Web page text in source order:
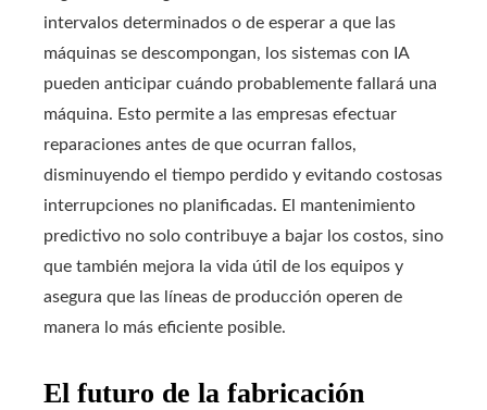
intervalos determinados o de esperar a que las
máquinas se descompongan, los sistemas con IA
pueden anticipar cuándo probablemente fallará una
máquina. Esto permite a las empresas efectuar
reparaciones antes de que ocurran fallos,
disminuyendo el tiempo perdido y evitando costosas
interrupciones no planificadas. El mantenimiento
predictivo no solo contribuye a bajar los costos, sino
que también mejora la vida útil de los equipos y
asegura que las líneas de producción operen de
manera lo más eficiente posible.
El futuro de la fabricación